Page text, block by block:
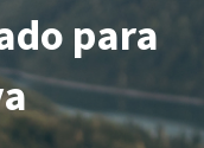
para